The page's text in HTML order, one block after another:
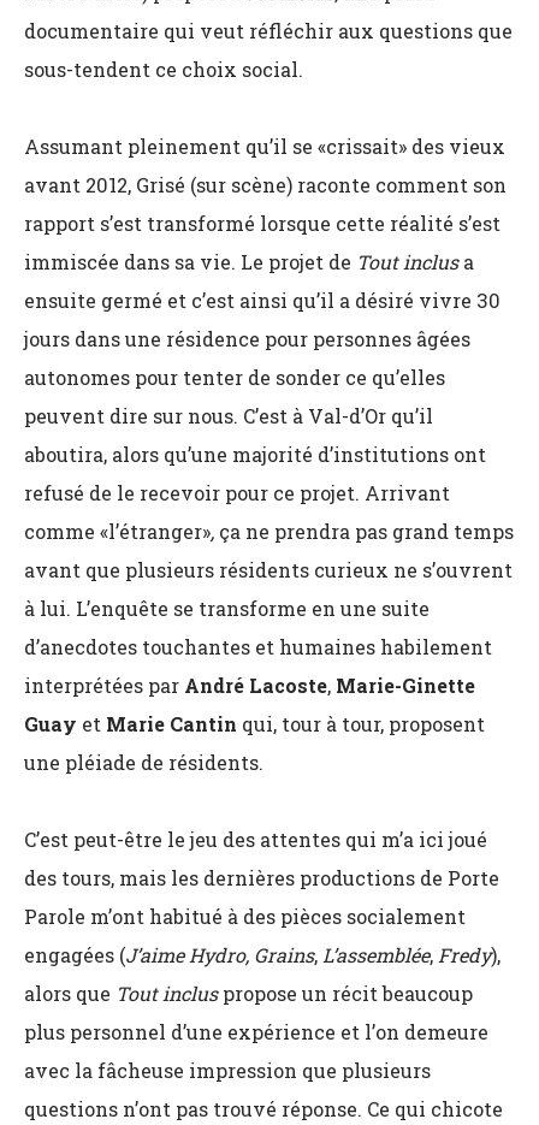
documentaire qui veut réfléchir aux questions que
sous-tendent ce choix social.
Assumant pleinement qu’il se «crissait» des vieux
avant 2012, Grisé (sur scène) raconte comment son
rapport s’est transformé lorsque cette réalité s’est
immiscée dans sa vie. Le projet de Tout inclusa
ensuite germé et c’est ainsi qu’il a désiré vivre 30
jours dans une résidence pour personnes âgées
autonomes pour tenter de sonder ce qu’elles
peuvent dire sur nous. C’est à Val-d’Or qu’il
aboutira, alors qu’une majorité d’institutions ont
refusé de le recevoir pour ce projet. Arrivant
comme «l’étranger», ça ne prendra pas grand temps
avant que plusieurs résidents curieux ne s’ouvrent
à lui. L’enquête se transforme en une suite
d’anecdotes touchantes et humaines habilement
interprétées par André Lacoste, Marie-Ginette
Guay et Marie Cantin qui, tour à tour, proposent
une pléiade de résidents.
C’est peut-être le jeu des attentes qui m’a ici joué
des tours, mais les dernières productions de Porte
Parole m’ont habitué à des pièces socialement
engagées (J’aime Hydro, Grains, L’assemblée, Fredy),
alors que Tout incluspropose un récit beaucoup
plus personnel d’une expérience et l’on demeure
avec la fâcheuse impression que plusieurs
questions n’ont pas trouvé réponse. Ce qui chicote